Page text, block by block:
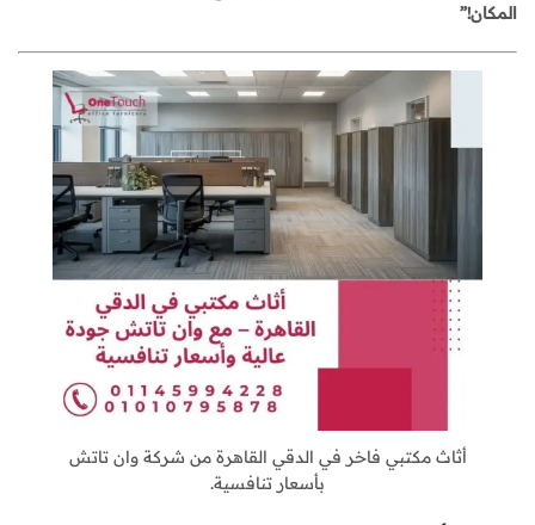
المكان!”
أثاث مكتبي فاخر في الدقي القاهرة من شركة وان تاتش
بأسعار تنافسية.